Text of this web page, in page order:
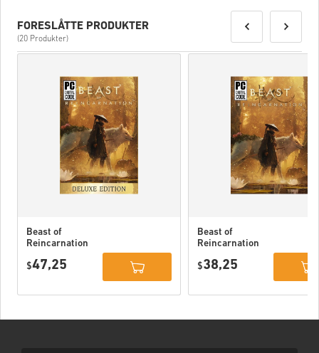
FORESLÅTTE PRODUKTER
(20 Produkter)
Beast of
Reincarnation
PC (STEAM)
$47,25
Beast of
Reincarnation
$38,25